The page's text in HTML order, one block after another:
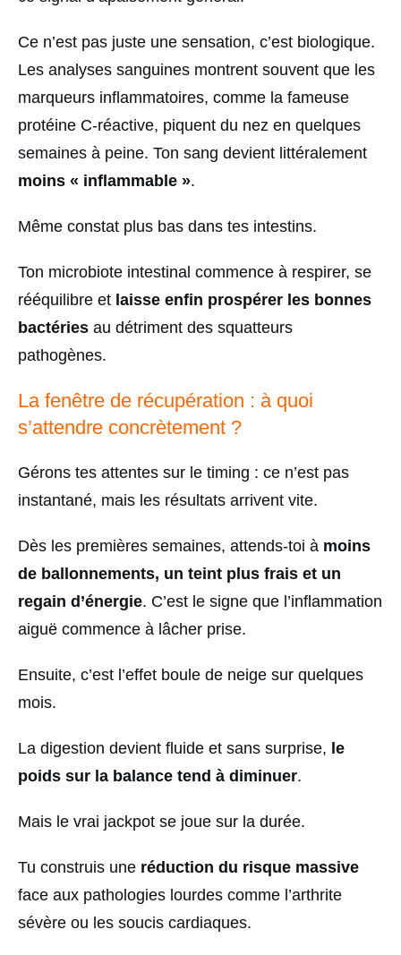
Ce n’est pas juste une sensation, c’est biologique.
Les analyses sanguines montrent souvent que les
marqueurs inflammatoires, comme la fameuse
protéine C-réactive, piquent du nez en quelques
semaines à peine. Ton sang devient littéralement
moins « inflammable ».
Même constat plus bas dans tes intestins.
Ton microbiote intestinal commence à respirer, se
rééquilibre et laisse enfin prospérer les bonnes
bactéries au détriment des squatteurs
pathogènes.
La fenêtre de récupération : à quoi
s’attendre concrètement ?
Gérons tes attentes sur le timing : ce n’est pas
instantané, mais les résultats arrivent vite.
Dès les premières semaines, attends-toi à moins
de ballonnements, un teint plus frais et un
regain d’énergie. C’est le signe que l’inflammation
aiguë commence à lâcher prise.
Ensuite, c’est l’effet boule de neige sur quelques
mois.
La digestion devient fluide et sans surprise, le
poids sur la balance tend à diminuer.
Mais le vrai jackpot se joue sur la durée.
Tu construis une réduction du risque massive
face aux pathologies lourdes comme l’arthrite
sévère ou les soucis cardiaques.